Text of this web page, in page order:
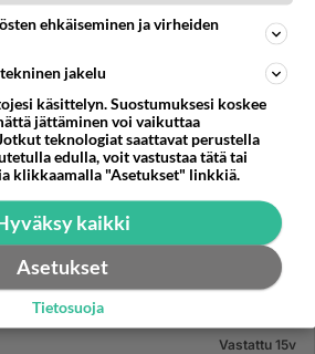
Vastattu 15v
ehkäiseminen ja virheiden
jakelu
käsittelyn. Suostumuksesi koskee
jättäminen voi vaikuttaa
teknologiat saattavat perustella
edulla, voit vastustaa tätä tai
klikkaamalla "Asetukset" linkkiä.
kaikki
Asetukset
Tietosuoja